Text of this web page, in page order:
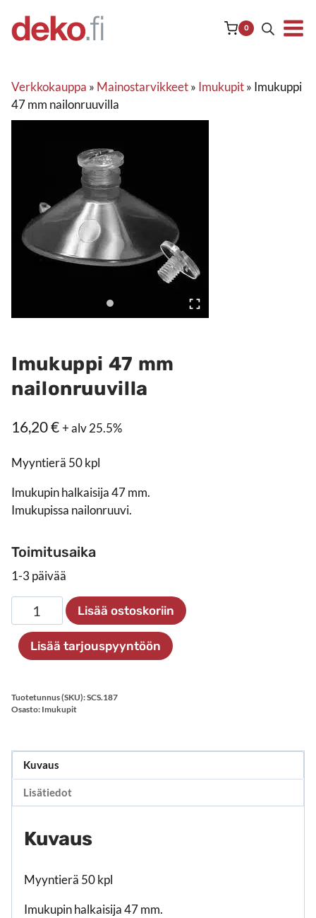
sisältöön
0
Verkkokauppa » Mainostarvikkeet» Imukupit» Imukuppi
47 mm nailonruuvilla
Imukuppi 47 mm
nailonruuvilla
16,20€+ alv 25.5%
Myyntierä 50 kpl
Imukupin halkaisija 47 mm.
Imukupissa nailonruuvi.
Toimitusaika
1-3 päivää
Imukuppi
47
mm
nailonruuvilla
Lisää ostoskoriin
Lisää tarjouspyyntöön
Tuotetunnus (SKU):SCS.187
Osasto: Imukupit
Kuvaus
Lisätiedot
Kuvaus
Myyntierä 50 kpl
Imukupin halkaisija 47 mm.